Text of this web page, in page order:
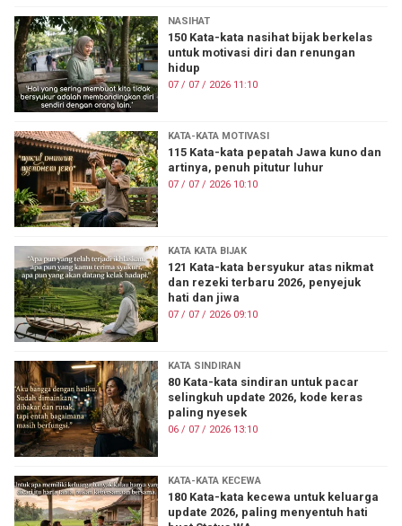
NASIHAT
150 Kata-kata nasihat bijak berkelas
untuk motivasi diri dan renungan
hidup
07 / 07 / 2026 11:10
KATA-KATA MOTIVASI
115 Kata-kata pepatah Jawa kuno dan
artinya, penuh pitutur luhur
07 / 07 / 2026 10:10
KATA KATA BIJAK
121 Kata-kata bersyukur atas nikmat
dan rezeki terbaru 2026, penyejuk
hati dan jiwa
07 / 07 / 2026 09:10
KATA SINDIRAN
80 Kata-kata sindiran untuk pacar
selingkuh update 2026, kode keras
paling nyesek
06 / 07 / 2026 13:10
KATA-KATA KECEWA
180 Kata-kata kecewa untuk keluarga
update 2026, paling menyentuh hati